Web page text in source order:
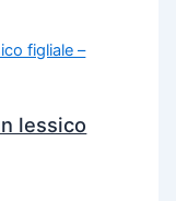
lessico